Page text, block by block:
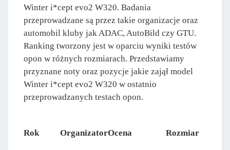
Winter i*cept evo2 W320. Badania
przeprowadzane są przez takie organizacje oraz
automobil kluby jak ADAC, AutoBild czy GTU.
Ranking tworzony jest w oparciu wyniki testów
opon w różnych rozmiarach. Przedstawiamy
przyznane noty oraz pozycje jakie zajął model
Winter i*cept evo2 W320 w ostatnio
przeprowadzanych testach opon.
Rok OrganizatorOcena Rozmiar